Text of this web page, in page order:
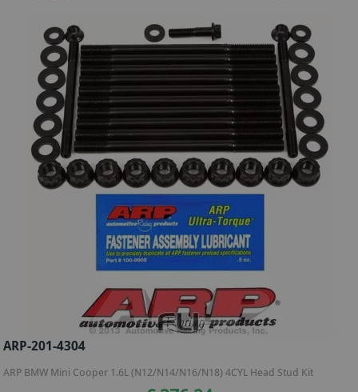
ARP-201-4304
ARP BMW Mini Cooper 1.6L (N12/N14/N16/N18) 4CYL Head Stud Kit